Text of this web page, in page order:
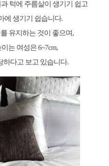
턱에 주름살이 생기기 쉽고
에 생기기 쉽습니다.
유지하는 것이 좋으며,
는 여성은 6~7cm,
하다고 보고 있습니다.